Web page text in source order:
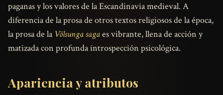
paganas y los valores de la Escandinavia medieval. A
diferencia de la prosa de otros textos religiosos de la época,
la prosa de la Völsunga sagaes vibrante, llena de acción y
matizada con profunda introspección psicológica.
Apariencia y atributos